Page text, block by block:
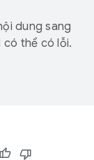
dung sang
có thể có lỗi.